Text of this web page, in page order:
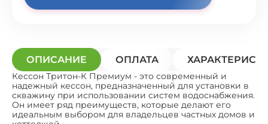
ОПИСАНИЕ ОПЛАТА
Кессон Тритон-К Премиум - это современный и
надежный кессон, предназначенный для установки в
скважину при использовании систем водоснабжения.
Он имеет ряд преимуществ, которые делают его
идеальным выбором для владельцев частных домов и